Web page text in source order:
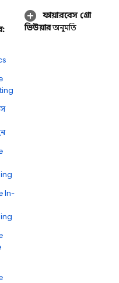
In-
ফায়ারবেস গ্রো
ভিউয়ারঅনুমতি